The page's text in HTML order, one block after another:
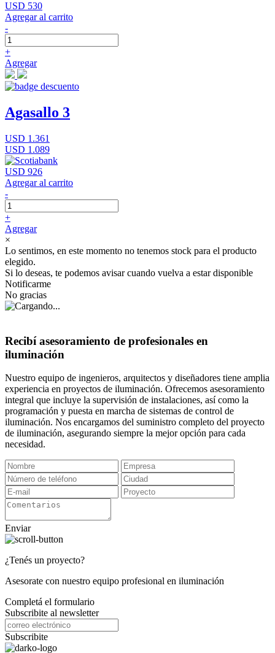
USD 530
Agregar al carrito
-
+
Agregar
Agasallo 3
USD 1.361
USD 1.089
USD 926
Agregar al carrito
-
+
Agregar
×
Lo sentimos, en este momento no tenemos stock para el producto
elegido.
Si lo deseas, te podemos avisar cuando vuelva a estar disponible
Notificarme
No gracias
Recibí asesoramiento de profesionales en
iluminación
Nuestro equipo de ingenieros, arquitectos y diseñadores tiene amplia
experiencia en proyectos de iluminación. Ofrecemos asesoramiento
integral que incluye la supervisión de instalaciones, así como la
programación y puesta en marcha de sistemas de control de
iluminación. Nos encargamos del suministro completo del proyecto
de iluminación, asegurando siempre la mejor opción para cada
necesidad.
Enviar
¿Tenés un proyecto?
Asesorate con nuestro equipo profesional en iluminación
Completá el formulario
Subscribite al newsletter
Subscribite